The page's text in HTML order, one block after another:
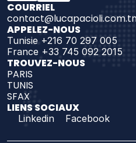
COURRIEL
APPELEZ-NOUS
Tunisie +216 70 297 005
France +33 745 092 2015
TROUVEZ-NOUS
PARIS
TUNIS
SFAX
LIENS SOCIAUX
Linkedin Facebook